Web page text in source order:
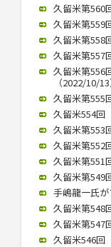
久留米第560
久留米第559
久留米第558
久留米第557
久留米第556
（2022/10/13
久留米第555
久留米554
久留米第
久留米第552
久留米第
久留米第549
手嶋龍一氏が
久留米第548
久留米第547
久留米546回